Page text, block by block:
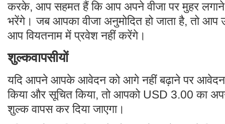
करके, आप सहमत हैं कि आप अपने वीजा पर मुहर लगाने
भरेंगे। जब आपका वीजा अनुमोदित हो जाता है, तो
आप वियतनाम में प्रवेश नहीं करेंगे।
शुल्कवापसीयों
यदि आपने आपके आवेदन को आगे नहीं बढ़ाने पर आवेदन
किया और सूचित किया, तो आपको USD 3.00 का
शुल्क वापस कर दिया जाएगा।